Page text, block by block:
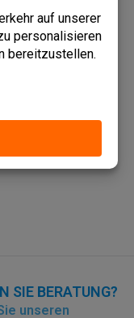
SIE BERATUNG?
unseren